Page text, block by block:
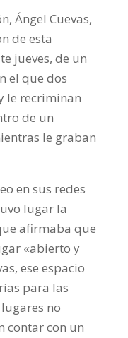
Ángel Cuevas,
de esta
jueves, de un
el que dos
le recriminan
de un
le graban
en sus redes
lugar la
afirmaba que
«abierto y
ese espacio
para las
no
contar con un